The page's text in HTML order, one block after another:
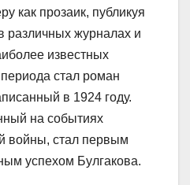
как прозаик, публикуя
различных журналах и
известных
стал роман
в 1924 году.
на событиях
войны, стал первым
успехом Булгакова.